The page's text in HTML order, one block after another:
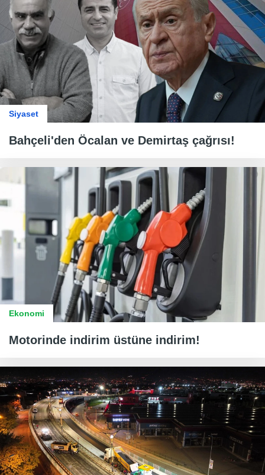
Siyaset
Bahçeli'den Öcalan ve Demirtaş çağrısı!
Ekonomi
Motorinde indirim üstüne indirim!